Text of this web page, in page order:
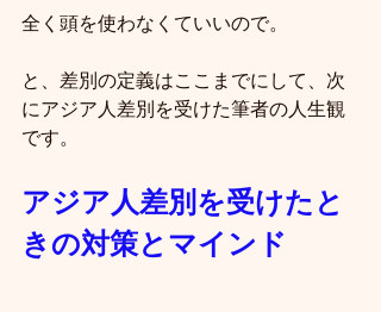
全く頭を使わなくていいので。
と、差別の定義はここまでにして、次
にアジア人差別を受けた筆者の人生観
です。
アジア人差別を受けたと
きの対策とマインド